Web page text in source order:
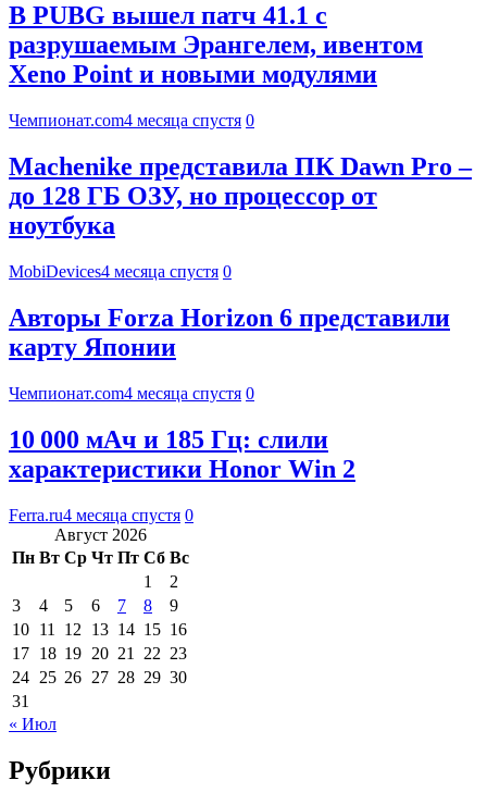
В PUBG вышел патч 41.1 с
разрушаемым Эрангелем, ивентом
Xeno Point и новыми модулями
Чемпионат.com4 месяца спустя 0
Machenike представила ПК Dawn Pro –
до 128 ГБ ОЗУ, но процессор от
ноутбука
MobiDevices4 месяца спустя 0
Авторы Forza Horizon 6 представили
карту Японии
Чемпионат.com4 месяца спустя 0
10 000 мАч и 185 Гц: слили
характеристики Honor Win 2
Ferra.ru4 месяца спустя 0
Август 2026
Пн Вт Ср Чт Пт Сб Вс
1
2
3
4 5 6 7 8
9
10 11 12 13 14 15 16
17 18 19 20 21 22 23
24 25 26 27 28 29 30
31
« Июл
Рубрики